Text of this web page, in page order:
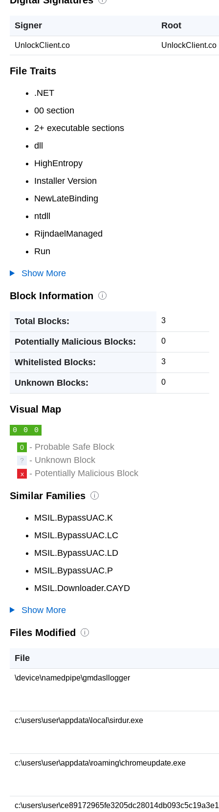
Signer Root
UnlockClient.co UnlockClient.co
File Traits
.NET
00 section
2+ executable sections
dll
HighEntropy
Installer Version
NewLateBinding
ntdll
RijndaelManaged
Run
Show More
Block Information i
Total Blocks: 3
Potentially Malicious Blocks: 0
Whitelisted Blocks: 3
Unknown Blocks: 0
Visual Map
0 0 0
0 - Probable Safe Block
? - Unknown Block
x - Potentially Malicious Block
Similar Families i
MSIL.BypassUAC.K
MSIL.BypassUAC.LC
MSIL.BypassUAC.LD
MSIL.BypassUAC.P
MSIL.Downloader.CAYD
Show More
Files Modified i
File
\device\namedpipe\gmdasllogger
c:\users\user\appdata\local\sirdur.exe
c:\users\user\appdata\roaming\chromeupdate.exe